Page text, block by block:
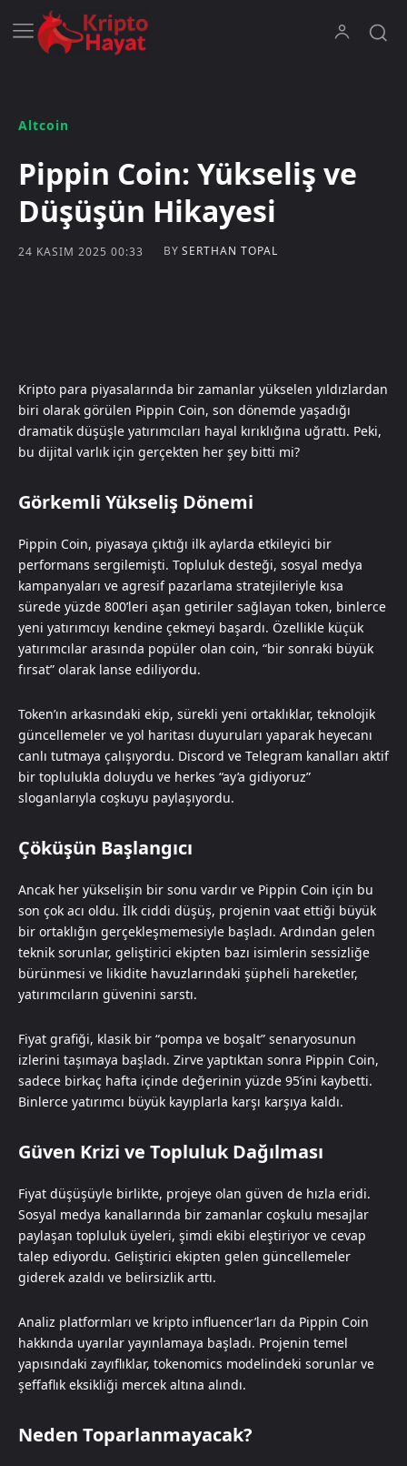
Altcoin
Pippin Coin: Yükseliş ve
Düşüşün Hikayesi
24 KASIM 2025 00:33 BY SERTHAN TOPAL
Kripto para piyasalarında bir zamanlar yükselen yıldızlardan
biri olarak görülen Pippin Coin, son dönemde yaşadığı
dramatik düşüşle yatırımcıları hayal kırıklığına uğrattı. Peki,
bu dijital varlık için gerçekten her şey bitti mi?
Görkemli Yükseliş Dönemi
Pippin Coin, piyasaya çıktığı ilk aylarda etkileyici bir
performans sergilemişti. Topluluk desteği, sosyal medya
kampanyaları ve agresif pazarlama stratejileriyle kısa
sürede yüzde 800’leri aşan getiriler sağlayan token, binlerce
yeni yatırımcıyı kendine çekmeyi başardı. Özellikle küçük
yatırımcılar arasında popüler olan coin, “bir sonraki büyük
fırsat” olarak lanse ediliyordu.
Token’ın arkasındaki ekip, sürekli yeni ortaklıklar, teknolojik
güncellemeler ve yol haritası duyuruları yaparak heyecanı
canlı tutmaya çalışıyordu. Discord ve Telegram kanalları aktif
bir toplulukla doluydu ve herkes “ay’a gidiyoruz”
sloganlarıyla coşkuyu paylaşıyordu.
Çöküşün Başlangıcı
Ancak her yükselişin bir sonu vardır ve Pippin Coin için bu
son çok acı oldu. İlk ciddi düşüş, projenin vaat ettiği büyük
bir ortaklığın gerçekleşmemesiyle başladı. Ardından gelen
teknik sorunlar, geliştirici ekipten bazı isimlerin sessizliğe
bürünmesi ve likidite havuzlarındaki şüpheli hareketler,
yatırımcıların güvenini sarstı.
Fiyat grafiği, klasik bir “pompa ve boşalt” senaryosunun
izlerini taşımaya başladı. Zirve yaptıktan sonra Pippin Coin,
sadece birkaç hafta içinde değerinin yüzde 95’ini kaybetti.
Binlerce yatırımcı büyük kayıplarla karşı karşıya kaldı.
Güven Krizi ve Topluluk Dağılması
Fiyat düşüşüyle birlikte, projeye olan güven de hızla eridi.
Sosyal medya kanallarında bir zamanlar coşkulu mesajlar
paylaşan topluluk üyeleri, şimdi ekibi eleştiriyor ve cevap
talep ediyordu. Geliştirici ekipten gelen güncellemeler
giderek azaldı ve belirsizlik arttı.
Analiz platformları ve kripto influencer’ları da Pippin Coin
hakkında uyarılar yayınlamaya başladı. Projenin temel
yapısındaki zayıflıklar, tokenomics modelindeki sorunlar ve
şeffaflık eksikliği mercek altına alındı.
Neden Toparlanmayacak?